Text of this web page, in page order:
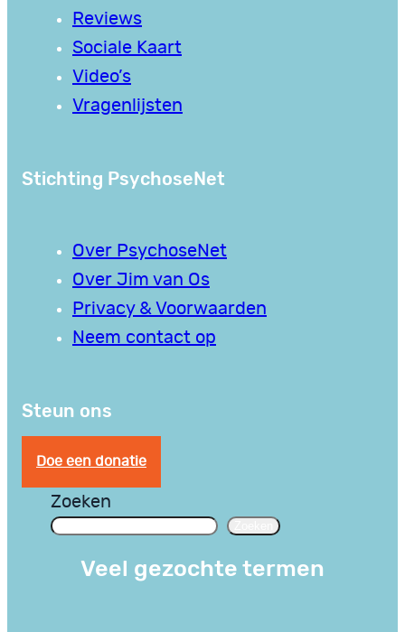
Reviews
Sociale Kaart
Video’s
Vragenlijsten
Stichting PsychoseNet
Over PsychoseNet
Over Jim van Os
Privacy & Voorwaarden
Neem contact op
Steun ons
Doe een donatie
Zoeken
Veel gezochte termen